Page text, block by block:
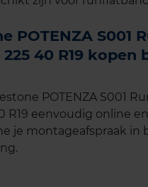
POTENZA S001
40 R19 kopen
POTENZA S001
R19 eenvoudig online
je montageafspraak in